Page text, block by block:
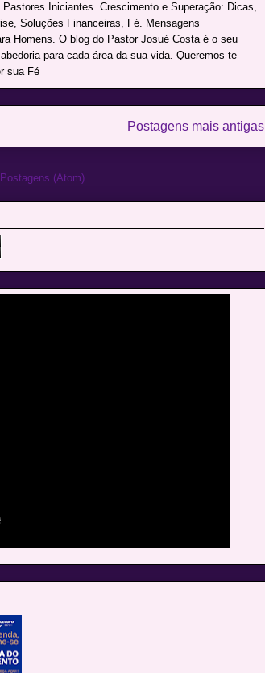
Iniciantes. Crescimento e Superação: Dicas,
Soluções Financeiras, Fé. Mensagens
Homens. O blog do Pastor Josué Costa é o seu
para cada área da sua vida. Queremos te
sua Fé
Postagens mais antigas
Postagens (Atom)